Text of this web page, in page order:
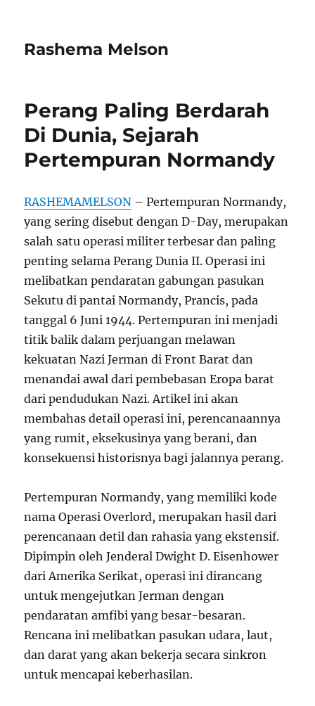
Rashema Melson
Perang Paling Berdarah
Di Dunia, Sejarah
Pertempuran Normandy
RASHEMAMELSON – Pertempuran Normandy,
yang sering disebut dengan D-Day, merupakan
salah satu operasi militer terbesar dan paling
penting selama Perang Dunia II. Operasi ini
melibatkan pendaratan gabungan pasukan
Sekutu di pantai Normandy, Prancis, pada
tanggal 6 Juni 1944. Pertempuran ini menjadi
titik balik dalam perjuangan melawan
kekuatan Nazi Jerman di Front Barat dan
menandai awal dari pembebasan Eropa barat
dari pendudukan Nazi. Artikel ini akan
membahas detail operasi ini, perencanaannya
yang rumit, eksekusinya yang berani, dan
konsekuensi historisnya bagi jalannya perang.
Pertempuran Normandy, yang memiliki kode
nama Operasi Overlord, merupakan hasil dari
perencanaan detil dan rahasia yang ekstensif.
Dipimpin oleh Jenderal Dwight D. Eisenhower
dari Amerika Serikat, operasi ini dirancang
untuk mengejutkan Jerman dengan
pendaratan amfibi yang besar-besaran.
Rencana ini melibatkan pasukan udara, laut,
dan darat yang akan bekerja secara sinkron
untuk mencapai keberhasilan.